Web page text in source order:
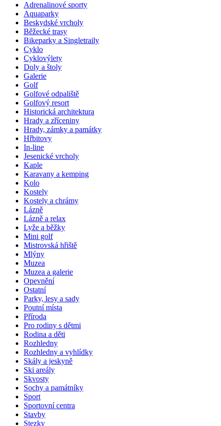
Adrenalinové sporty
Aquaparky
Beskydské vrcholy
Běžecké trasy
Bikeparky a Singletraily
Cyklo
Cyklovýlety
Doly a štoly
Galerie
Golf
Golfové odpaliště
Golfový resort
Historická architektura
Hrady a zříceniny
Hrady, zámky a památky
Hřbitovy
In-line
Jesenické vrcholy
Kaple
Karavany a kemping
Kolo
Kostely
Kostely a chrámy
Lázně
Lázně a relax
Lyže a běžky
Mini golf
Mistrovská hřiště
Mlýny
Muzea
Muzea a galerie
Opevnění
Ostatní
Parky, lesy a sady
Poutní místa
Příroda
Pro rodiny s dětmi
Rodina a děti
Rozhledny
Rozhledny a vyhlídky
Skály a jeskyně
Ski areály
Skvosty
Sochy a památníky
Sport
Sportovní centra
Stavby
Stezky